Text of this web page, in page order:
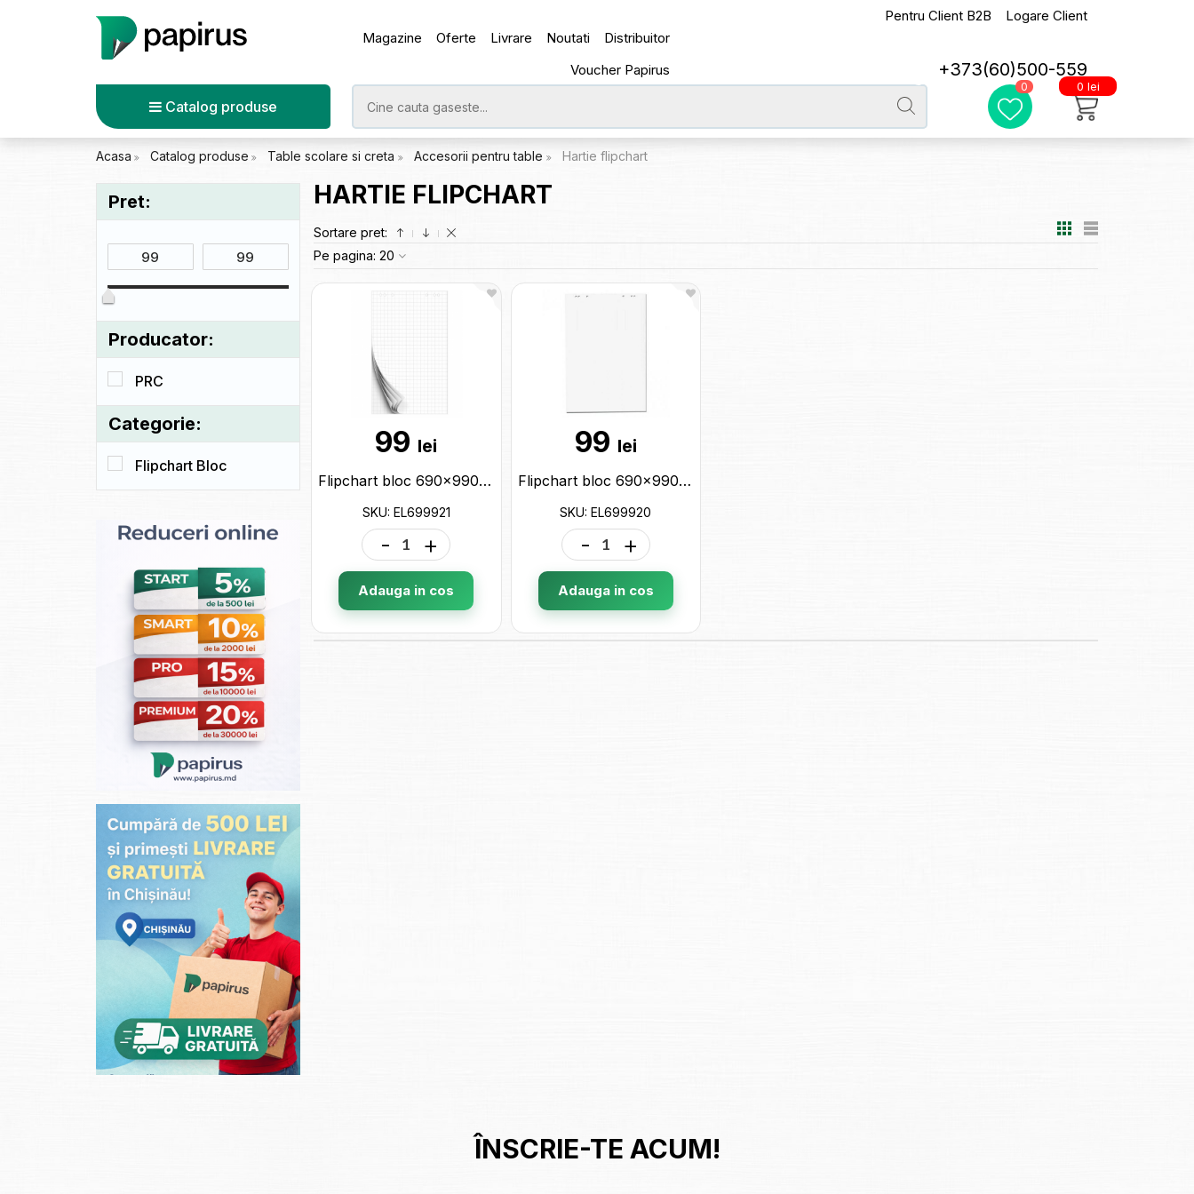
Magazine Oferte Livrare Noutati
Distribuitor
Voucher Papirus
Pentru Client B2B Logare Client
+373(60)500-559
Catalog produse
0 0 lei
Acasa Catalog produse Table scolare si creta Accesorii pentru table Hartie flipchart
Pret:
Producator:
PRC
Categorie:
Flipchart Bloc
HARTIE FLIPCHART
Sortare pret:
Pe pagina: 20
99 lei
Flipchart bloc 690x990mm 20coli Carouri EL699921
SKU: EL699921
- +
Adauga in cos
99 lei
Flipchart bloc 690x990mm 20coli EL699920
SKU: EL699920
- +
Adauga in cos
ÎNSCRIE-TE ACUM!